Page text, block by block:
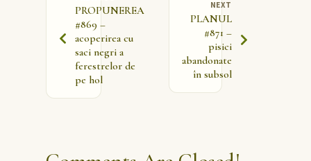
PROPUNEREA
#869 –
acoperirea cu
saci negri a
ferestrelor de
pe hol
NEXT
PLANUL
#871 –
pisici
abandonate
în subsol